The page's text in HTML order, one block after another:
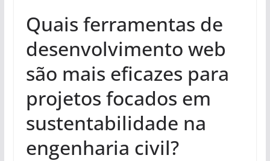
Quais ferramentas de
desenvolvimento web
são mais eficazes para
projetos focados em
sustentabilidade na
engenharia civil?